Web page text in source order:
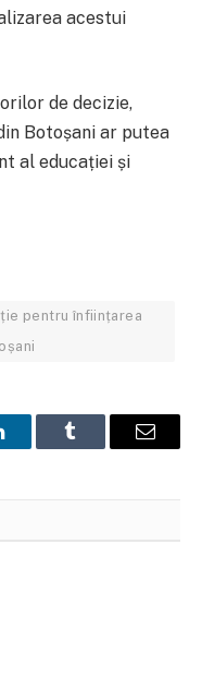
acestui
de decizie,
Botoșani ar putea
al educației și
pentru înființarea
Tumblr Email